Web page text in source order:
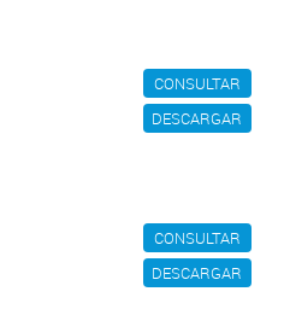
CONSULTAR
DESCARGAR
CONSULTAR
DESCARGAR